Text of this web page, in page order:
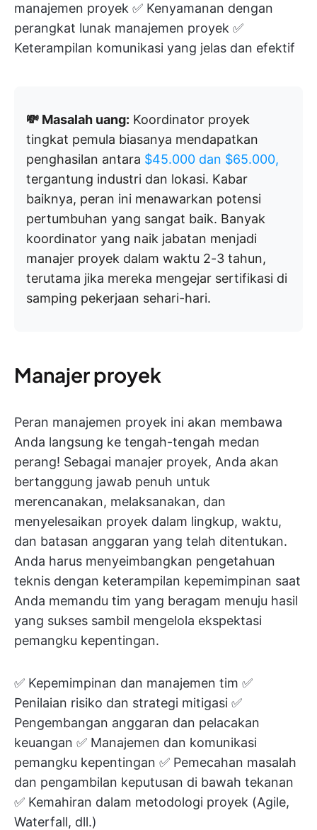
manajemen proyek ✅ Kenyamanan dengan
perangkat lunak manajemen proyek ✅
Keterampilan komunikasi yang jelas dan efektif
💸 Masalah uang: Koordinator proyek
tingkat pemula biasanya mendapatkan
penghasilan antara $45.000 dan $65.000,
tergantung industri dan lokasi. Kabar
baiknya, peran ini menawarkan potensi
pertumbuhan yang sangat baik. Banyak
koordinator yang naik jabatan menjadi
manajer proyek dalam waktu 2-3 tahun,
terutama jika mereka mengejar sertifikasi di
samping pekerjaan sehari-hari.
Manajer proyek
Peran manajemen proyek ini akan membawa
Anda langsung ke tengah-tengah medan
perang! Sebagai manajer proyek, Anda akan
bertanggung jawab penuh untuk
merencanakan, melaksanakan, dan
menyelesaikan proyek dalam lingkup, waktu,
dan batasan anggaran yang telah ditentukan.
Anda harus menyeimbangkan pengetahuan
teknis dengan keterampilan kepemimpinan saat
Anda memandu tim yang beragam menuju hasil
yang sukses sambil mengelola ekspektasi
pemangku kepentingan.
✅ Kepemimpinan dan manajemen tim ✅
Penilaian risiko dan strategi mitigasi ✅
Pengembangan anggaran dan pelacakan
keuangan ✅ Manajemen dan komunikasi
pemangku kepentingan ✅ Pemecahan masalah
dan pengambilan keputusan di bawah tekanan
✅ Kemahiran dalam metodologi proyek (Agile,
Waterfall, dll.)